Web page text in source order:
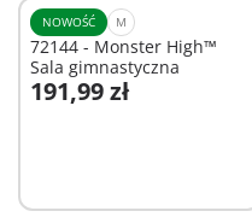
NOWOŚĆ M
72144 - Monster High™
Sala gimnastyczna
191,99 zł
Dodaj do koszyka